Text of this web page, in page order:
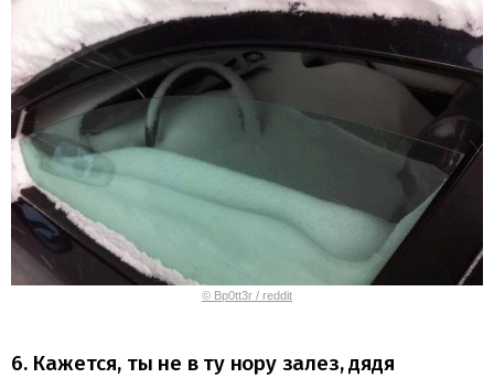
© Bp0tt3r / reddit
6. Кажется, ты не в ту нору залез, дядя